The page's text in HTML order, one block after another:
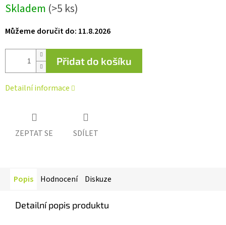
Skladem (>5 ks)
Můžeme doručit do: 11.8.2026
Přidat do košíku
Detailní informace
ZEPTAT SE SDÍLET
Popis Hodnocení Diskuze
Detailní popis produktu